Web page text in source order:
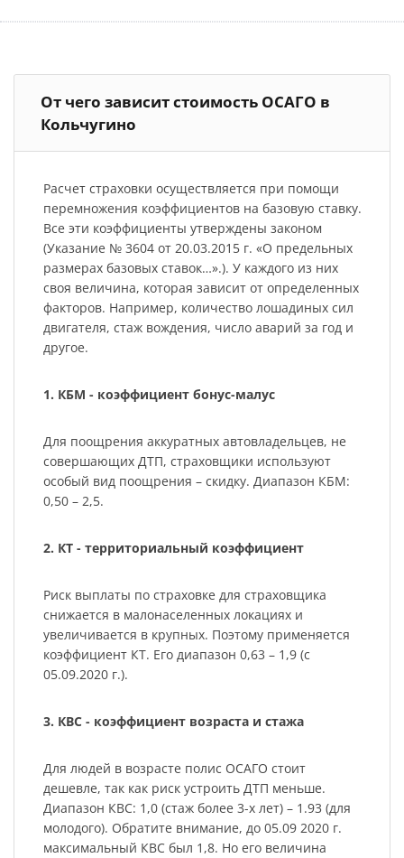
От чего зависит стоимость ОСАГО в
Кольчугино
Расчет страховки осуществляется при помощи
перемножения коэффициентов на базовую ставку.
Все эти коэффициенты утверждены законом
(Указание № 3604 от 20.03.2015 г. «О предельных
размерах базовых ставок…».). У каждого из них
своя величина, которая зависит от определенных
факторов. Например, количество лошадиных сил
двигателя, стаж вождения, число аварий за год и
другое.
1. КБМ - коэффициент бонус-малус
Для поощрения аккуратных автовладельцев, не
совершающих ДТП, страховщики используют
особый вид поощрения – скидку. Диапазон КБМ:
0,50 – 2,5.
2. КТ - территориальный коэффициент
Риск выплаты по страховке для страховщика
снижается в малонаселенных локациях и
увеличивается в крупных. Поэтому применяется
коэффициент КТ. Его диапазон 0,63 – 1,9 (с
05.09.2020 г.).
3. КВС - коэффициент возраста и стажа
Для людей в возрасте полис ОСАГО стоит
дешевле, так как риск устроить ДТП меньше.
Диапазон КВС: 1,0 (стаж более 3-х лет) – 1.93 (для
молодого). Обратите внимание, до 05.09 2020 г.
максимальный КВС был 1,8. Но его величина